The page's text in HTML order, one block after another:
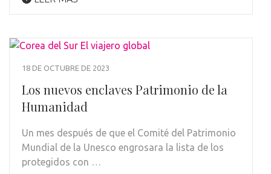
18 DE OCTUBRE DE 2023
Los nuevos enclaves Patrimonio de la
Humanidad
Un mes después de que el Comité del Patrimonio
Mundial de la Unesco engrosara la lista de los
protegidos con …